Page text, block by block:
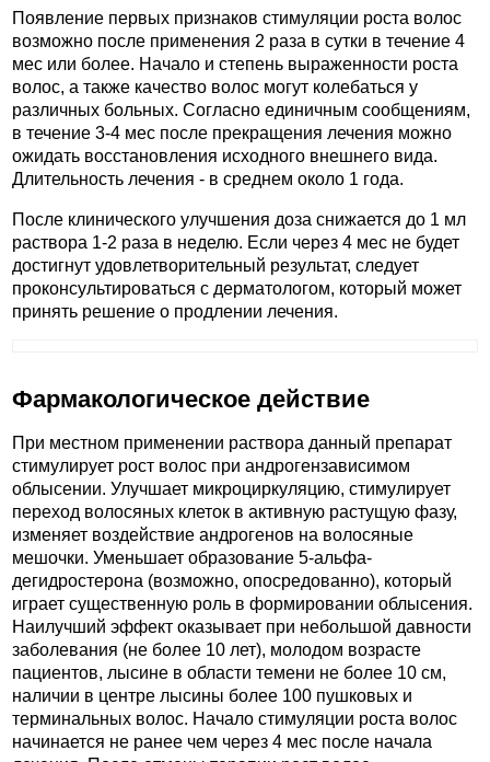
Появление первых признаков стимуляции роста волос
возможно после применения 2 раза в сутки в течение 4
мес или более. Начало и степень выраженности роста
волос, а также качество волос могут колебаться у
различных больных. Согласно единичным сообщениям,
в течение 3-4 мес после прекращения лечения можно
ожидать восстановления исходного внешнего вида.
Длительность лечения - в среднем около 1 года.
После клинического улучшения доза снижается до 1 мл
раствора 1-2 раза в неделю. Если через 4 мес не будет
достигнут удовлетворительный результат, следует
проконсультироваться с дерматологом, который может
принять решение о продлении лечения.
Фармакологическое действие
При местном применении раствора данный препарат
стимулирует рост волос при андрогензависимом
облысении. Улучшает микроциркуляцию, стимулирует
переход волосяных клеток в активную растущую фазу,
изменяет воздействие андрогенов на волосяные
мешочки. Уменьшает образование 5-альфа-
дегидростерона (возможно, опосредованно), который
играет существенную роль в формировании облысения.
Наилучший эффект оказывает при небольшой давности
заболевания (не более 10 лет), молодом возрасте
пациентов, лысине в области темени не более 10 см,
наличии в центре лысины более 100 пушковых и
терминальных волос. Начало стимуляции роста волос
начинается не ранее чем через 4 мес после начала